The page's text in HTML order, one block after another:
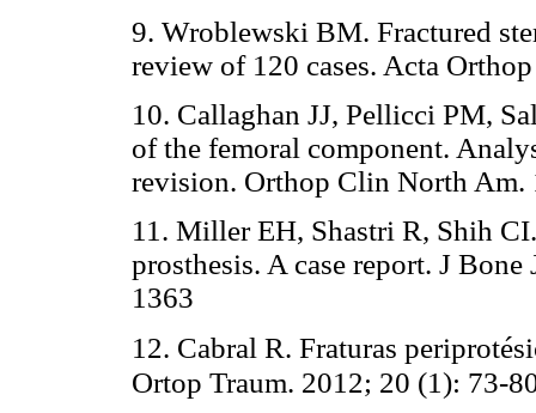
9. Wroblewski BM. Fractured
review of 120 cases. Acta
10. Callaghan JJ, Pellicci PM,
of the femoral component.
revision. Orthop Clin North Am.
11. Miller EH, Shastri R, Shih
prosthesis. A case report. J
1363
12. Cabral R. Fraturas
Ortop Traum. 2012; 20 (1): 73-